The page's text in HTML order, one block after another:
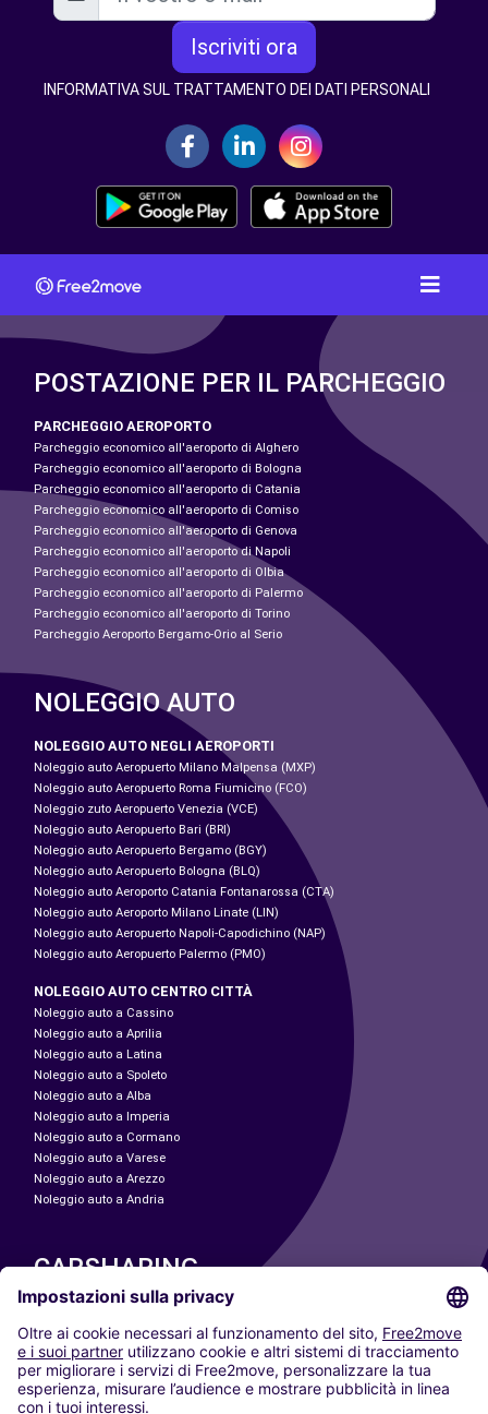
Iscriviti ora
INFORMATIVA SUL TRATTAMENTO DEI DATI PERSONALI
POSTAZIONE PER IL PARCHEGGIO
PARCHEGGIO AEROPORTO
Parcheggio economico all'aeroporto di Alghero
Parcheggio economico all'aeroporto di Bologna
Parcheggio economico all'aeroporto di Catania
Parcheggio economico all'aeroporto di Comiso
Parcheggio economico all'aeroporto di Genova
Parcheggio economico all'aeroporto di Napoli
Parcheggio economico all'aeroporto di Olbia
Parcheggio economico all'aeroporto di Palermo
Parcheggio economico all'aeroporto di Torino
Parcheggio Aeroporto Bergamo-Orio al Serio
NOLEGGIO AUTO
NOLEGGIO AUTO NEGLI AEROPORTI
Noleggio auto Aeropuerto Milano Malpensa (MXP)
Noleggio auto Aeropuerto Roma Fiumicino (FCO)
Noleggio zuto Aeropuerto Venezia (VCE)
Noleggio auto Aeropuerto Bari (BRI)
Noleggio auto Aeropuerto Bergamo (BGY)
Noleggio auto Aeropuerto Bologna (BLQ)
Noleggio auto Aeroporto Catania Fontanarossa (CTA)
Noleggio auto Aeroporto Milano Linate (LIN)
Noleggio auto Aeropuerto Napoli-Capodichino (NAP)
Noleggio auto Aeropuerto Palermo (PMO)
NOLEGGIO AUTO CENTRO CITTÀ
Noleggio auto a Cassino
Noleggio auto a Aprilia
Noleggio auto a Latina
Noleggio auto a Spoleto
Noleggio auto a Alba
Noleggio auto a Imperia
Noleggio auto a Cormano
Noleggio auto a Varese
Noleggio auto a Arezzo
Noleggio auto a Andria
CARSHARING
LE NOSTRE CITTÀ
Paris
Madrid
Washington DC
Milano